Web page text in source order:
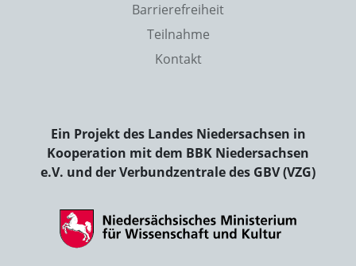
Barrierefreiheit
Teilnahme
Kontakt
Ein Projekt des Landes Niedersachsen in
Kooperation mit dem BBK Niedersachsen
e.V. und der Verbundzentrale des GBV (VZG)